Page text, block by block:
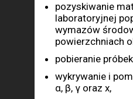
pozyskiwanie
laboratoryjnej
wymazów
powierzchniach
pobieranie
wykrywanie i
α, β, γ oraz x,